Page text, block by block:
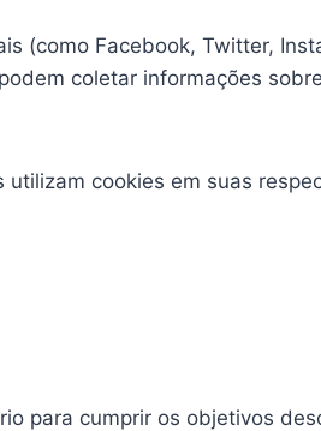
(como Facebook, Twitter,
coletar informações
cookies em suas
para cumprir os objetivos